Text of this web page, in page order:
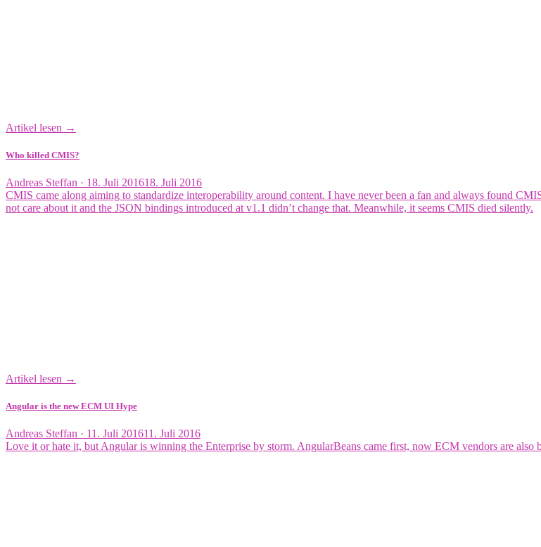
Artikel lesen →
Who killed CMIS?
Andreas Steffan · Veröffentlicht
am
18. Juli 201618. Juli 2016
CMIS came along aiming to standardize interoperability around content. I have never been a fan and always found
not care about it and the JSON bindings introduced at v1.1 didn’t change that. Meanwhile, it seems CMIS died silently.
Artikel lesen →
Angular is the new ECM UI Hype
Andreas Steffan · Veröffentlicht
am
11. Juli 201611. Juli 2016
Love it or hate it, but Angular is winning the Enterprise by storm. AngularBeans came first, now ECM vendors are also